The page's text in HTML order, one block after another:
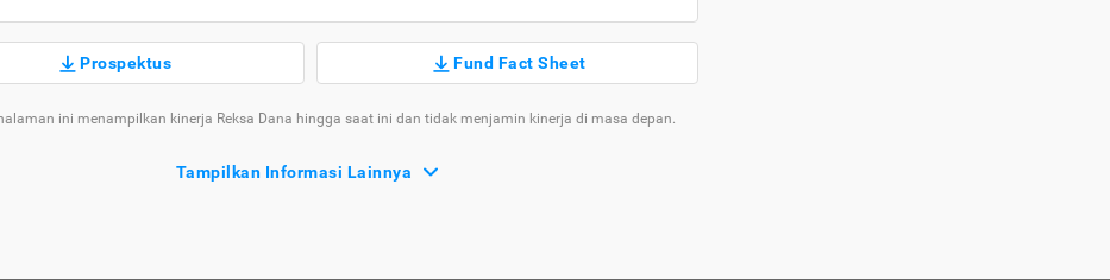
Prospektus Fund Fact Sheet
ini menampilkan kinerja Reksa Dana hingga saat ini dan tidak menjamin kinerja di masa depan.
Tampilkan Informasi Lainnya